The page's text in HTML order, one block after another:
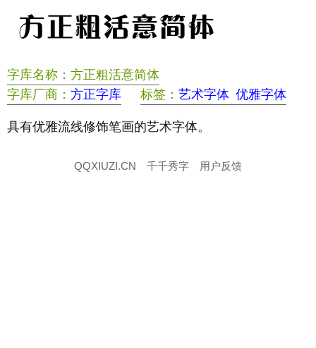
字库名称：方正粗活意简体
字库厂商： 方正字库 标签： 艺术字体 优雅字体
具有优雅流线修饰笔画的艺术字体。
QQXIUZI.CN 千千秀字 用户反馈